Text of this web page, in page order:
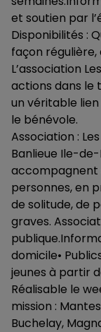
et soutien par
Disponibilités :
façon
L’association
actions dans le
un véritable
le bénévole.
Association :
Banlieue Ile-
accompagnent
personnes, en
de solitude, de
graves.
domicile•
jeunes à partir
Réalisable le
mission :
Buchelay,